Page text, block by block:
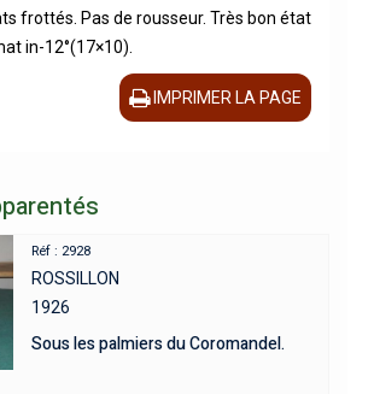
frottés. Pas de rousseur. Très bon état
in-12°(17×10).
IMPRIMER LA PAGE
Réf : 2928
ROSSILLON
1926
Sous les palmiers du Coromandel.